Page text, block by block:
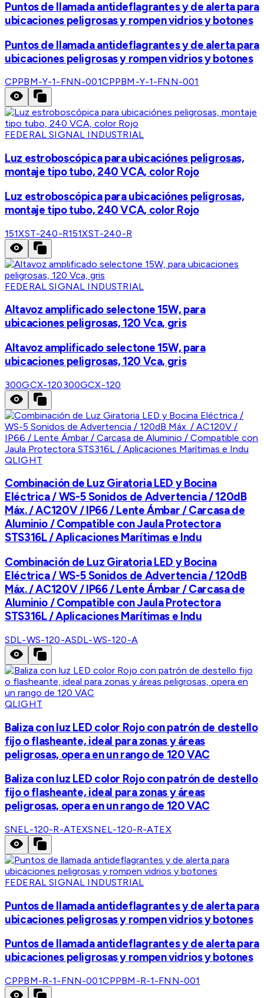
Puntos de llamada antideflagrantes y de alerta para
ubicaciones peligrosas y rompen vidrios y botones
Puntos de llamada antideflagrantes y de alerta para
ubicaciones peligrosas y rompen vidrios y botones
CPPBM-Y-1-FNN-001CPPBM-Y-1-FNN-001
FEDERAL SIGNAL INDUSTRIAL
Luz estroboscópica para ubicaciónes peligrosas,
montaje tipo tubo, 240 VCA, color Rojo
Luz estroboscópica para ubicaciónes peligrosas,
montaje tipo tubo, 240 VCA, color Rojo
151XST-240-R151XST-240-R
FEDERAL SIGNAL INDUSTRIAL
Altavoz amplificado selectone 15W, para
ubicaciones peligrosas, 120 Vca, gris
Altavoz amplificado selectone 15W, para
ubicaciones peligrosas, 120 Vca, gris
300GCX-120300GCX-120
QLIGHT
Combinación de Luz Giratoria LED y Bocina
Eléctrica / WS-5 Sonidos de Advertencia / 120dB
Máx. / AC120V / IP66 / Lente Ámbar / Carcasa de
Aluminio / Compatible con Jaula Protectora
STS316L / Aplicaciones Marítimas e Indu
Combinación de Luz Giratoria LED y Bocina
Eléctrica / WS-5 Sonidos de Advertencia / 120dB
Máx. / AC120V / IP66 / Lente Ámbar / Carcasa de
Aluminio / Compatible con Jaula Protectora
STS316L / Aplicaciones Marítimas e Indu
SDL-WS-120-ASDL-WS-120-A
QLIGHT
Baliza con luz LED color Rojo con patrón de destello
fijo o flasheante, ideal para zonas y áreas
peligrosas, opera en un rango de 120 VAC
Baliza con luz LED color Rojo con patrón de destello
fijo o flasheante, ideal para zonas y áreas
peligrosas, opera en un rango de 120 VAC
SNEL-120-R-ATEXSNEL-120-R-ATEX
FEDERAL SIGNAL INDUSTRIAL
Puntos de llamada antideflagrantes y de alerta para
ubicaciones peligrosas y rompen vidrios y botones
Puntos de llamada antideflagrantes y de alerta para
ubicaciones peligrosas y rompen vidrios y botones
CPPBM-R-1-FNN-001CPPBM-R-1-FNN-001